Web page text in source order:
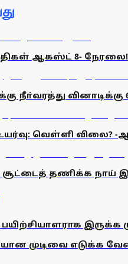
ஆகஸ்ட் 8- நேரலை!
நீா்வரத்து வினாடிக்கு
வெள்ளி விலை? -
சூட்டைத் தணிக்க நாய்
இருக்க
முடிவை எடுக்க